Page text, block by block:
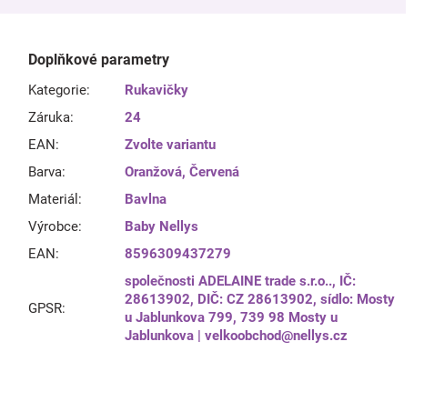
Doplňkové parametry
Kategorie:
Rukavičky
Záruka:
24
EAN:
Zvolte variantu
Barva: Oranžová,Červená
Materiál :
Bavlna
Výrobce:
Baby Nellys
EAN: 8596309437279
GPSR:
společnosti ADELAINE trade s.r.o.., IČ:
28613902, DIČ: CZ 28613902, sídlo: Mosty
u Jablunkova 799, 739 98 Mosty u
Jablunkova | velkoobchod@nellys.cz